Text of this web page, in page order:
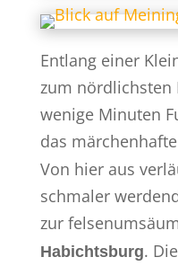
Entlang einer
zum nördlichsten
wenige Minuten
das märchenhafte
Von hier aus
schmaler
zur
Habichtsburg.